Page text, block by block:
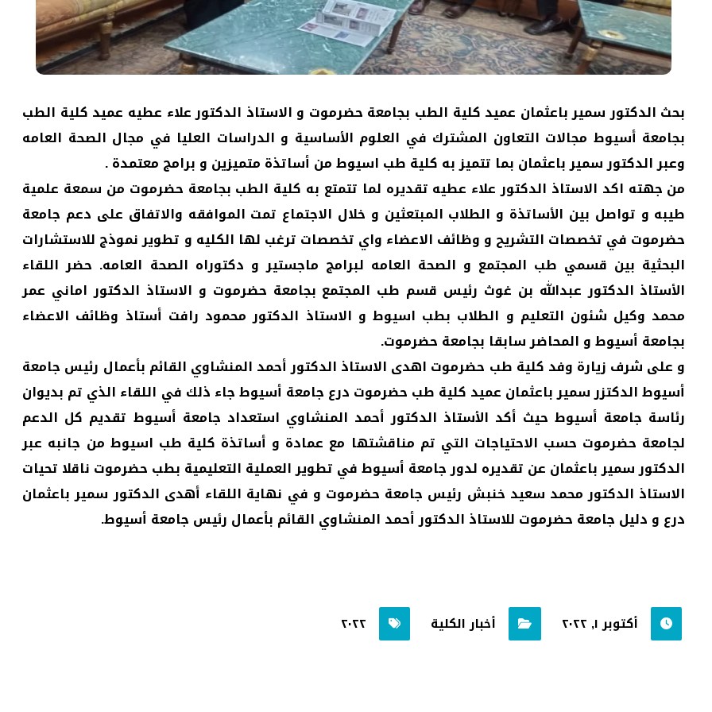
بحث الدكتور سمير باعثمان عميد كلية الطب بجامعة حضرموت و الاستاذ الدكتور علاء عطيه عميد كلية الطب
بجامعة أسيوط مجالات التعاون المشترك في العلوم الأساسية و الدراسات العليا في مجال الصحة العامه
وعبر الدكتور سمير باعثمان بما تتميز به كلية طب اسيوط من أساتذة متميزين و برامج معتمدة .
من جهته اكد الاستاذ الدكتور علاء عطيه تقديره لما تتمتع به كلية الطب بجامعة حضرموت من سمعة علمية
طيبه و تواصل بين الأساتذة و الطلاب المبتعثين و خلال الاجتماع تمت الموافقه والاتفاق على دعم جامعة
حضرموت في تخصصات التشريح و وظائف الاعضاء واي تخصصات ترغب لها الكليه و تطوير نموذج للاستشارات
البحثية بين قسمي طب المجتمع و الصحة العامه لبرامج ماجستير و دكتوراه الصحة العامه. حضر اللقاء
الأستاذ الدكتور عبدالله بن غوث رئيس قسم طب المجتمع بجامعة حضرموت و الاستاذ الدكتور اماني عمر
محمد وكيل شئون التعليم و الطلاب بطب اسيوط و الاستاذ الدكتور محمود رافت أستاذ وظائف الاعضاء
بجامعة أسيوط و المحاضر سابقا بجامعة حضرموت.
و على شرف زيارة وفد كلية طب حضرموت اهدى الاستاذ الدكتور أحمد المنشاوي القائم بأعمال رئيس جامعة
أسيوط الدكتزر سمير باعثمان عميد كلية طب حضرموت درع جامعة أسيوط جاء ذلك في اللقاء الذي تم بديوان
رئاسة جامعة أسيوط حيث أكد الأستاذ الدكتور أحمد المنشاوي استعداد جامعة أسيوط تقديم كل الدعم
لجامعة حضرموت حسب الاحتياجات التي تم مناقشتها مع عمادة و أساتذة كلية طب اسيوط من جانبه عبر
الدكتور سمير باعثمان عن تقديره لدور جامعة أسيوط في تطوير العملية التعليمية بطب حضرموت ناقلا تحيات
الاستاذ الدكتور محمد سعيد خنبش رئيس جامعة حضرموت و في نهاية اللقاء أهدى الدكتور سمير باعثمان
درع و دليل جامعة حضرموت للاستاذ الدكتور أحمد المنشاوي القائم بأعمال رئيس جامعة أسيوط.
أكتوبر ١, ٢٠٢٢ أخبار الكلية ٢٠٢٢